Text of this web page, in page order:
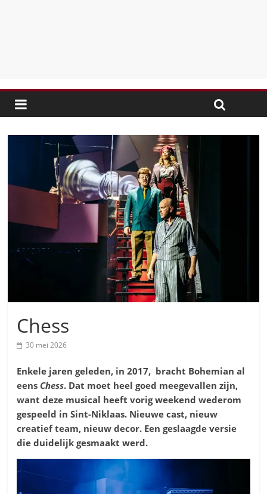
Chess
30 mei 2026
Enkele jaren geleden, in 2017, bracht Bohemian al
eens Chess. Dat moet heel goed meegevallen zijn,
want deze musical heeft vorig weekend wederom
gespeeld in Sint-Niklaas. Nieuwe cast, nieuw
creatief team, nieuw decor. Een geslaagde versie
die duidelijk gesmaakt werd.